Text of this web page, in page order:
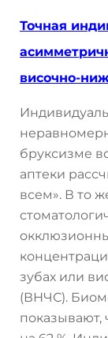
Точная
височно-
бруксизме
аптеки
всем». В то
зубах или
(ВНЧС).
показывают,